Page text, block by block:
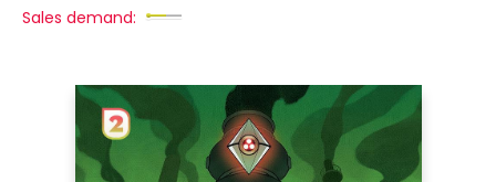
Sales demand: